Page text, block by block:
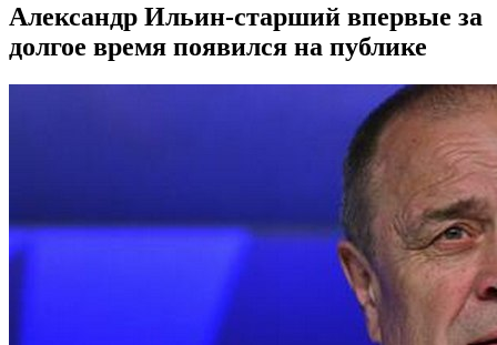
Александр Ильин-старший впервые за
долгое время появился на публике